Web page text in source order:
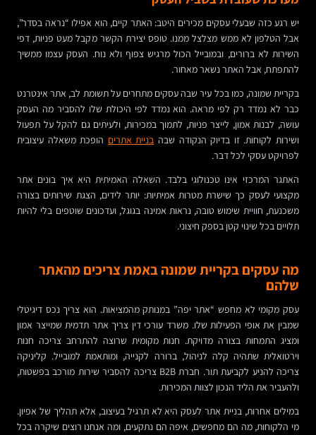
יש רגע כזה שבעלי עסקים מכירים היטב: האתר קיים, הוא אפילו “נראה בסדר”,
אבל הטלפון לא ממש מצלצל ממנו. טופס יצירת הקשר מקבל מעט פניות, דפי
השירות לא ברורים, ובמובייל הכול מרגיש צפוף ולא נוח. העסק עצמו ממשיך
להתפתח, אבל האתר נשאר מאחור.
בקריית שמונה, כמו בכל עיר שבה עסקים מתחרים על תשומת לב, אתר אינטרנט
כבר לא נמדד רק לפי מראה. הוא נמדד לפי היכולת שלו להסביר מה העסק
עושה, לבנות אמון, לייצר פניות, לתמוך במכירות, ולעיתים גם להקל על תפעול
ושירות לקוחות. זו בדיוק הנקודה שבה בניית אתרים הופכת משאלה עיצובית
לפרויקט עסקי לכל דבר.
האתגר המרכזי אינו טכנולוגי בלבד. השאלה האמיתית היא איך בונים אתר
מקצועי לעסק כך שישרת מטרות אמיתיות: יותר לידים, הצגת שירותים בצורה
משכנעת, חוויית שימוש טובה, נראות אמינה בגוגל, ועדכונים שוטפים בלי להיות
תלויים בכל שינוי קטן בספק חיצוני.
מה עסקים בקריית שמונה באמת צריכים מהאתר
שלהם
עסק מקומי לא מחפש “אתר יפה” במנותק מהמציאות. הוא צריך נכס דיגיטלי
שמבין את אופי הפעילות שלו. משרד עורכי דין צריך אתר תדמית שמייצר אמון
ומציג התמחות בצורה מדויקת. חנות מקומית שרוצה להתרחב צריכה חנות
וירטואלית שתהיה קלה לניהול, ברורה לקנייה, ומותאמת למובייל. קליניקה
צריכה להניע לקביעת תור. חברת B2B צריכה להסביר שירות מורכב בפשטות,
ולהעביר את הליד הנכון לצוות המכירות.
במילים אחרות, בניית אתר לעסק היא לא תרגיל בעיצוב, אלא תהליך של אפיון.
מי הלקוחות, מה הם מחפשים, איפה הם נתקעים, ומה אנחנו רוצים שיקרה בכל